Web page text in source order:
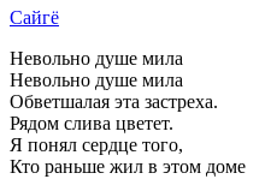
Сайгё
Невольно душе мила
Невольно душе мила
Обветшалая эта застреха.
Рядом слива цветет.
Я понял сердце того,
Кто раньше жил в этом доме